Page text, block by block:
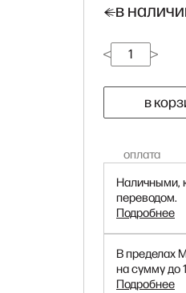
в
в
оплата
Наличными,
переводом.
Подробнее
В пределах
на сумму до
Подробнее